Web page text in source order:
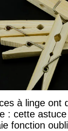
à linge ont
: cette
fonction